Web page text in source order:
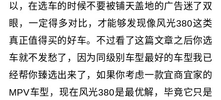
以，在选车的时候不要被铺天盖地的广告迷了双
眼，一定得多对比，才能够发现像风光380这类
真正值得买的好车。不过看了这篇文章之后你选
车就不发愁了，因为同级别车型最好的车型我已
经帮你臻选出来了，如果你考虑一款宜商宜家的
MPV车型，现在风光380是最优解，毕竟它只是